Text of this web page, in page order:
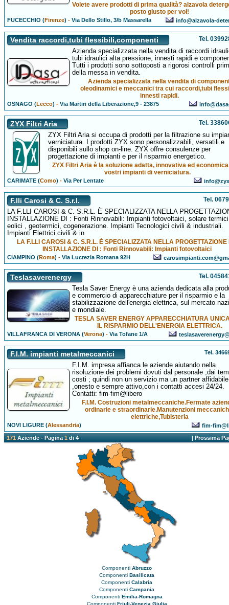
Volete avere prodotti di prima qualità? alzavola
posto giusto per voi!
FUCECCHIO (Firenze) -Via Dello Stillo, 3/b Massarella info@alzavola-
Vendita raccordi,tubi flessibili,componenti Tel.
Azienda specializzata nella vendita di raccordi
tubi idraulici alta pressione, innesti rapidi e
Tutti i prodotti sono sottoposti a rigorosi controlli
della messa in vendita.
Azienda specializzata nella vendita di
oleodinamici e meccanici tra cui raccordi,tubi
innesti rapidi.
OSNAGO (Lecco) -Via Martiri della Liberazione,9 - 23875
ZYX Filtri Aria Tel.
ZYX Filtri Aria si occupa di prodotti per la filtrazione su
verniciatura. I prodotti ZYX sono personalizzabili, versatili e
disponibili sullo shop on-line. ZYX offre consulenze per
progettazione di impianti e per il risparmio energetico.
ZYX Filtri Aria è la soluzione adatta, innovativa ed
vostri impianti di verniciatura.
CARIMATE (Como) -Via Per Lentate
F.lli Carosi & C. S.r.l. Tel.
LA F.LLI CAROSI & C. S.R.L. È SPECIALIZZATA NELLA
INSTALLAZIONE DI : Fonti Rinnovabili: Impianti fotovoltaici, solare
eolici , geotermici, cogenerazione. Impianti Tecnologici civili & industriali.
Impianti Elettrici civili & in
LA F.LLI CAROSI & C. S.R.L. È SPECIALIZZATA NELLA PROGETTAZIONE
INSTALLAZIONE DI : Fonti Rinnovabili: Impianti fotovoltaici
CIAMPINO (Roma) -Via Lucrezia Romana 92H
Teslasaverenergy Tel.
Tesla Saver Energy è una azienda dedicata alla
e commercio di apparecchiature per il risparmio e la
stabilizzazione dell'energia elettrica, sul mercato
e mondiale.
TESLA SAVER ENERGY APPARECCHIATURA
IL RISPARMIO DELL'ENERGIA ELETTRICA.
VILLAFRANCA DI VERONA (Verona) -Via Tofane 1/A
F.I.M. impianti metalmeccanici Tel.
F.I.M. impresa affianca le aziende aiutando nella
risoluzione dei problemi dovuti dal personale ,dai
costi ; quindi non un servizio ma un partner affidabile
,onesto e sempre attivo,con i contatti accesi 24/24.
Contatti: fim-fim@libero
F.I.M. Costruzioni metalmeccaniche.Fermate
ordinarie e straordinarie.Manutenzioni
elettriche,Tubisteria
NOVI LIGURE (Alessandria)
fim-
171Aziende - Pagina1di 4 |Prossima
Componenti Abruzzo
Componenti Basilicata
Componenti Calabria
Componenti Campania
Componenti Emilia-Romagna
Componenti Friuli-Venezia Giulia